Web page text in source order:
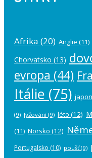
Afrika (20) Anglie (11)
Chorvatsko (13)
evropa (44)
Itálie (75)
(9) lyžování (9) léto (12)
(11) Norsko (12)
Portugalsko (10) poušť(9)